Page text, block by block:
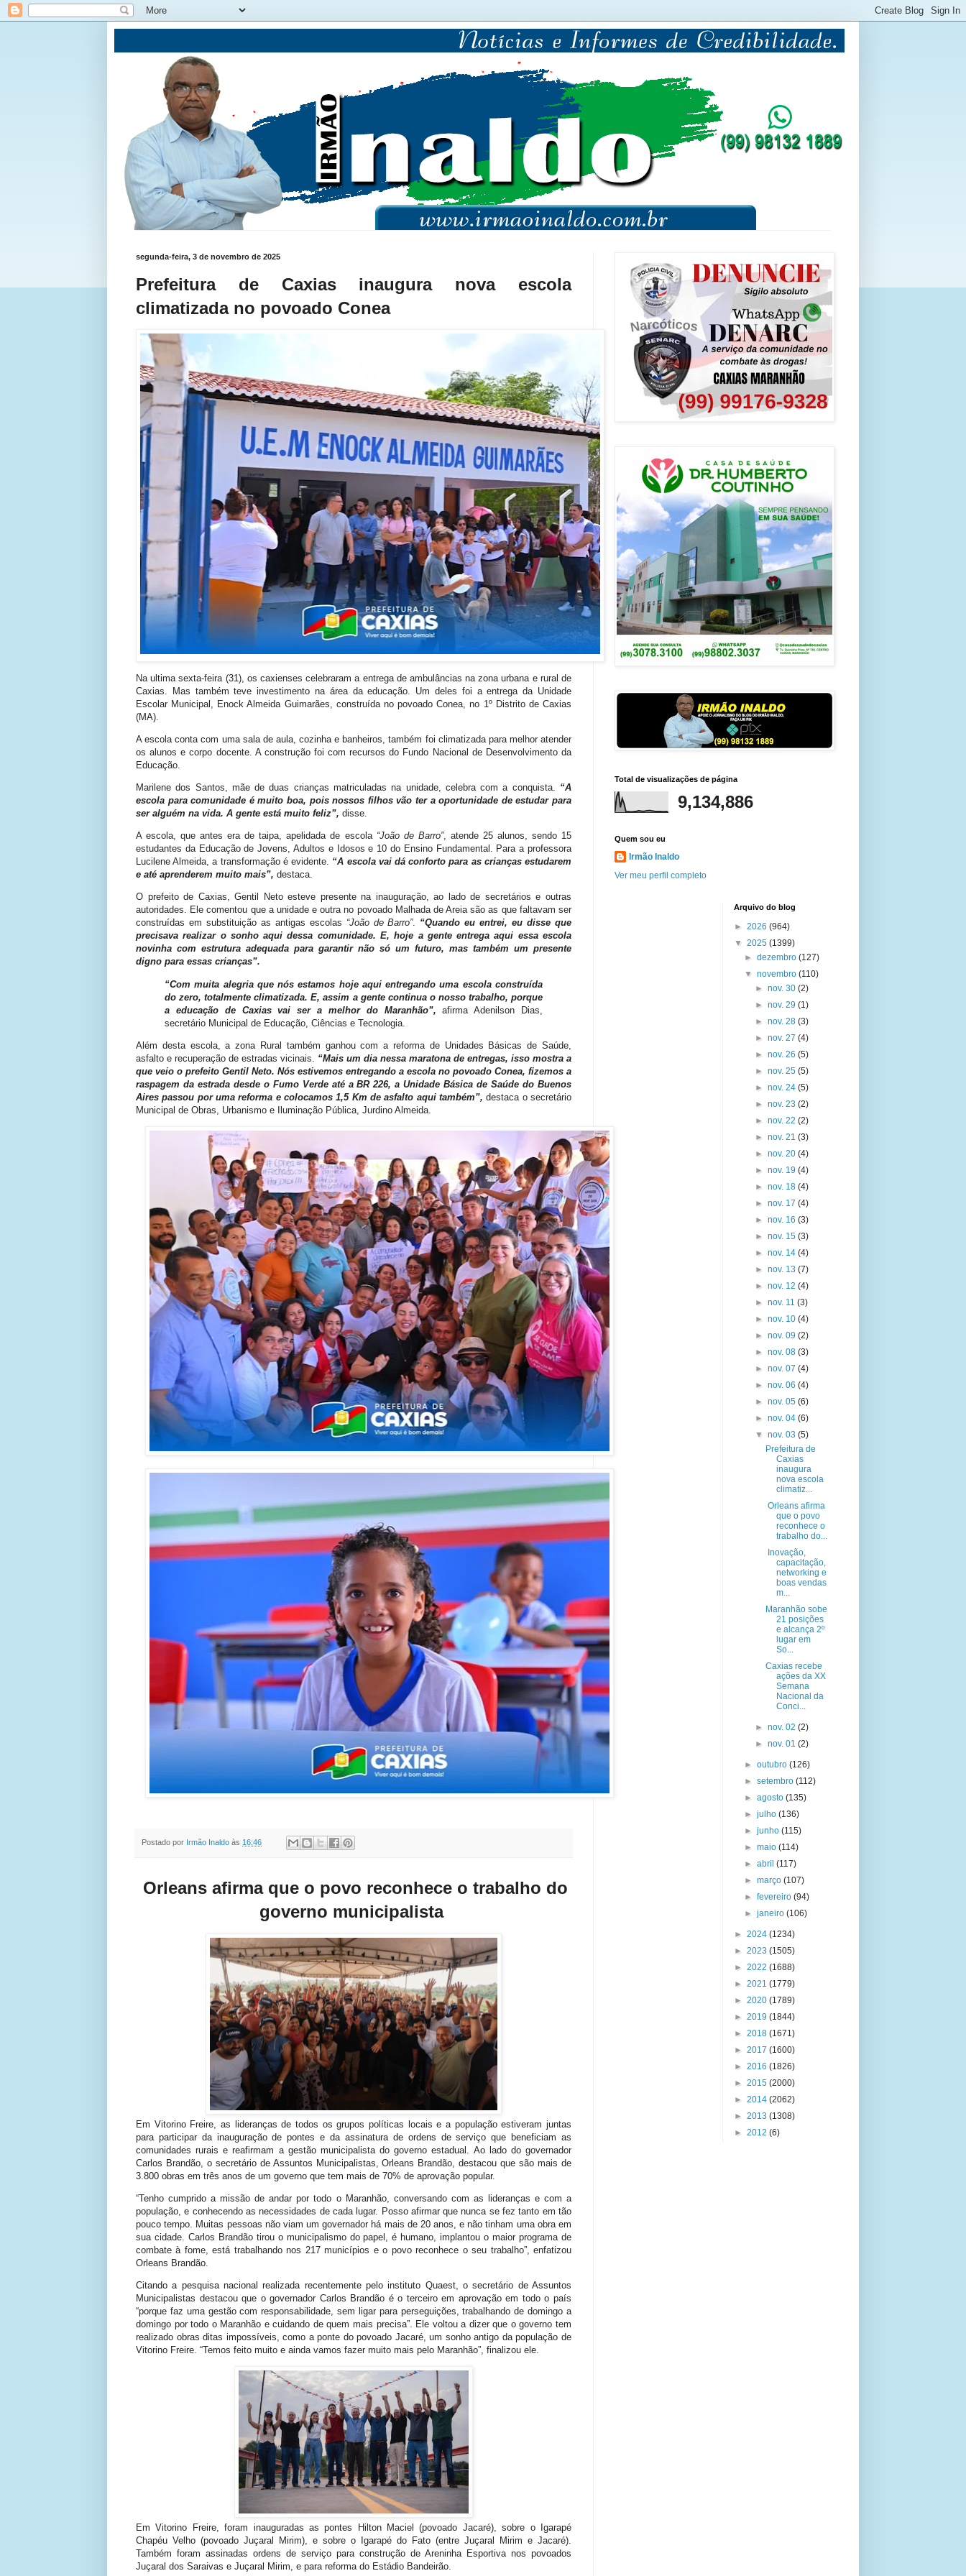
segunda-feira, 3 de novembro de 2025
Prefeitura de Caxias inaugura nova escola
climatizada no povoado Conea
Na ultima sexta-feira (31), os caxienses celebraram a entrega de ambulâncias na zona urbana e rural de
Caxias. Mas também teve investimento na área da educação. Um deles foi a entrega da Unidade
Escolar Municipal, Enock Almeida Guimarães, construída no povoado Conea, no 1º Distrito de Caxias
(MA).
A escola conta com uma sala de aula, cozinha e banheiros, também foi climatizada para melhor atender
os alunos e corpo docente. A construção foi com recursos do Fundo Nacional de Desenvolvimento da
Educação.
Marilene dos Santos, mãe de duas crianças matriculadas na unidade, celebra com a conquista.
“A
escola para comunidade é muito boa, pois nossos filhos vão ter a oportunidade de estudar para
ser alguém na vida. A gente está muito feliz”, disse.
A escola, que antes era de taipa, apelidada de escola “João de Barro”, atende 25 alunos, sendo 15
estudantes da Educação de Jovens, Adultos e Idosos e 10 do Ensino Fundamental. Para a professora
Lucilene Almeida, a transformação é evidente. “A escola vai dá conforto para as crianças estudarem
e até aprenderem muito mais”, destaca.
O prefeito de Caxias, Gentil Neto esteve presente na inauguração, ao lado de secretários e outras
autoridades. Ele comentou que a unidade e outra no povoado Malhada de Areia são as que faltavam ser
construídas em substituição as antigas escolas “João de Barro”. “Quando eu entrei, eu disse que
precisava realizar o sonho aqui dessa comunidade. E, hoje a gente entrega aqui essa escola
novinha com estrutura adequada para garantir não só um futuro, mas também um presente
digno para essas crianças”.
“Com muita alegria que nós estamos hoje aqui entregando uma escola construída
do zero, totalmente climatizada. E, assim a gente continua o nosso trabalho, porque
a educação de Caxias vai ser a melhor do Maranhão”,afirma Adenilson Dias,
secretário Municipal de Educação, Ciências e Tecnologia.
Além desta escola, a zona Rural também ganhou com a reforma de Unidades Básicas de Saúde,
asfalto e recuperação de estradas vicinais. “Mais um dia nessa maratona de entregas, isso mostra a
que veio o prefeito Gentil Neto. Nós estivemos entregando a escola no povoado Conea, fizemos a
raspagem da estrada desde o Fumo Verde até a BR 226, a Unidade Básica de Saúde do Buenos
Aires passou por uma reforma e colocamos 1,5 Km de asfalto aqui também”,destaca o secretário
Municipal de Obras, Urbanismo e Iluminação Pública, Jurdino Almeida.
Postado por Irmão Inaldo às 16:46
Orleans afirma que o povo reconhece o trabalho do
governo municipalista
Em Vitorino Freire, as lideranças de todos os grupos políticas locais e a população estiveram juntas
para participar da inauguração de pontes e da assinatura de ordens de serviço que beneficiam as
comunidades rurais e reafirmam a gestão municipalista do governo estadual. Ao lado do governador
Carlos Brandão, o secretário de Assuntos Municipalistas, Orleans Brandão, destacou que são mais de
3.800 obras em três anos de um governo que tem mais de 70% de aprovação popular.
“Tenho cumprido a missão de andar por todo o Maranhão, conversando com as lideranças e com a
população, e conhecendo as necessidades de cada lugar. Posso afirmar que nunca se fez tanto em tão
pouco tempo. Muitas pessoas não viam um governador há mais de 20 anos, e não tinham uma obra em
sua cidade. Carlos Brandão tirou o municipalismo do papel, é humano, implantou o maior programa de
combate à fome, está trabalhando nos 217 municípios e o povo reconhece o seu trabalho”, enfatizou
Orleans Brandão.
Citando a pesquisa nacional realizada recentemente pelo instituto Quaest, o secretário de Assuntos
Municipalistas destacou que o governador Carlos Brandão é o terceiro em aprovação em todo o país
“porque faz uma gestão com responsabilidade, sem ligar para perseguições, trabalhando de domingo a
domingo por todo o Maranhão e cuidando de quem mais precisa”. Ele voltou a dizer que o governo tem
realizado obras ditas impossíveis, como a ponte do povoado Jacaré, um sonho antigo da população de
Vitorino Freire. “Temos feito muito e ainda vamos fazer muito mais pelo Maranhão”, finalizou ele.
Em Vitorino Freire, foram inauguradas as pontes Hilton Maciel (povoado Jacaré), sobre o Igarapé
Chapéu Velho (povoado Juçaral Mirim), e sobre o Igarapé do Fato (entre Juçaral Mirim e Jacaré).
Também foram assinadas ordens de serviço para construção de Areninha Esportiva nos povoados
Juçaral dos Saraivas e Juçaral Mirim, e para reforma do Estádio Bandeirão.
Total de visualizações de página
9,134,886
Quem sou eu
Irmão Inaldo
Ver meu perfil completo
Arquivo do blog
► 2026 (964)
▼ 2025 (1399)
►dezembro(127)
▼novembro(110)
► nov. 30 (2)
► nov. 29 (1)
► nov. 28 (3)
► nov. 27 (4)
► nov. 26 (5)
► nov. 25 (5)
► nov. 24 (5)
► nov. 23 (2)
► nov. 22 (2)
► nov. 21 (3)
► nov. 20 (4)
► nov. 19 (4)
► nov. 18 (4)
► nov. 17 (4)
► nov. 16 (3)
► nov. 15 (3)
► nov. 14 (4)
► nov. 13 (7)
► nov. 12 (4)
► nov. 11 (3)
► nov. 10 (4)
► nov. 09 (2)
► nov. 08 (3)
► nov. 07 (4)
► nov. 06 (4)
► nov. 05 (6)
► nov. 04 (6)
▼ nov. 03 (5)
Prefeitura de
Caxias
inaugura
nova escola
climatiz...
Orleans afirma
que o povo
reconhece o
trabalho do...
Inovação,
capacitação,
networking e
boas vendas
m...
Maranhão sobe
21 posições
e alcança 2º
lugar em
So...
Caxias recebe
ações da XX
Semana
Nacional da
Conci...
► nov. 02 (2)
► nov. 01 (2)
►outubro(126)
►setembro(112)
►agosto(135)
►julho(136)
►junho(115)
►maio(114)
►abril(117)
►março(107)
►fevereiro(94)
►janeiro(106)
► 2024 (1234)
► 2023 (1505)
► 2022 (1688)
► 2021 (1779)
► 2020 (1789)
► 2019 (1844)
► 2018 (1671)
► 2017 (1600)
► 2016 (1826)
► 2015 (2000)
► 2014 (2062)
► 2013 (1308)
► 2012 (6)